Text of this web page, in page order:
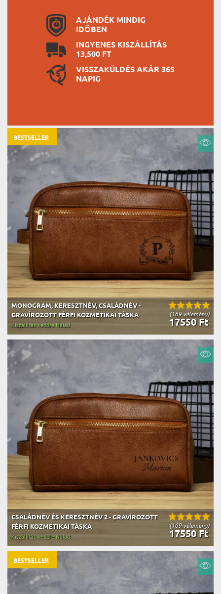
AJÁNDÉK MINDIG
IDŐBEN
INGYENES KISZÁLLÍTÁS
13,500 FT
VISSZAKÜLDÉS AKÁR 365
NAPIG
(169 vélemény)
MONOGRAM, KERESZTNÉV, CSALÁDNÉV -
GRAVÍROZOTT FÉRFI KOZMETIKAI TÁSKA
17550 Ft
Kiszállítás keddre Nálad
BESTSELLER
(169 vélemény)
CSALÁDNÉV ÉS KERESZTNÉV 2 - GRAVÍROZOTT
FÉRFI KOZMETIKAI TÁSKA
17550 Ft
Kiszállítás keddre Nálad
BESTSELLER